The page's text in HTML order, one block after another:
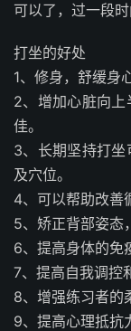
可以了，过一段
打坐的好处
1、修身，舒缓身
2、增加心脏向
佳。
3、长期坚持打
及穴位。
4、可以帮助改善
5、矫正背部姿态
6、提高身体的免
7、提高自我调控
8、增强练习者的
9、提高心理抵抗